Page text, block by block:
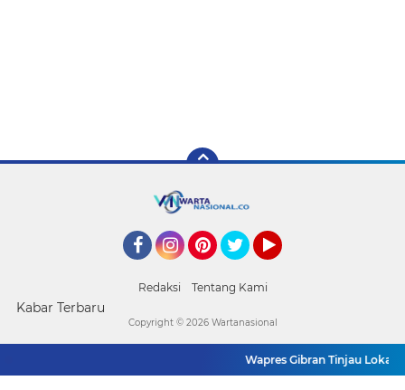
Redaksi Tentang Kami
Kabar Terbaru
Wapres Gibran Tinjau Lokasi
Copyright © 2026 Wartanasional